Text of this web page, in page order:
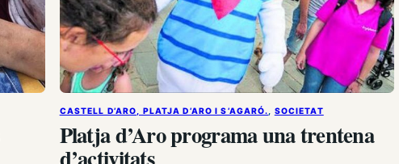
CASTELL D’ARO, PLATJA D’ARO I S’AGARÓ. SOCIETAT
Platja d’Aro programa una trentena